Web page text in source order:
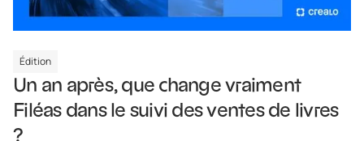
Édition
Un an après, que change vraiment
Filéas dans le suivi des ventes de livres
?